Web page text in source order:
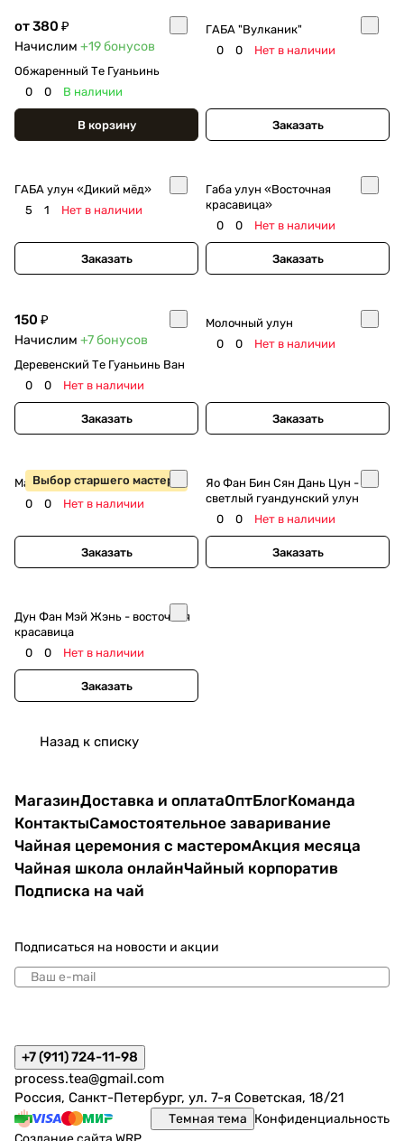
от 380 ₽
Начислим +19бонусов
Обжаренный Те Гуаньинь
0
0 В наличии
В корзину
ГАБА "Вулканик"
0
0 Нет в наличии
Заказать
ГАБА улун «Дикий мёд»
5
1 Нет в наличии
Заказать
Габа улун «Восточная
красавица»
0
0 Нет в наличии
Заказать
150 ₽
Начислим +7бонусов
Деревенский Те Гуаньинь Ван
0
0 Нет в наличии
Заказать
Молочный улун
0
0 Нет в наличии
Заказать
Выбор старшего мастера
Мао Се (Ворсистый Краб)
0
0 Нет в наличии
Заказать
Яо Фан Бин Сян Дань Цун -
светлый гуандунский улун
0
0 Нет в наличии
Заказать
Дун Фан Мэй Жэнь - восточная
красавица
0
0 Нет в наличии
Заказать
Назад к списку
МагазинДоставка и оплатаОптБлогКоманда
КонтактыСамостоятельное заваривание
Чайная церемония с мастеромАкция месяца
Чайная школа онлайнЧайный корпоратив
Подписка на чай
Подписаться на новости и акции
+7 (911) 724-11-98
process.tea@gmail.com
Россия, Санкт-Петербург, ул. 7-я Советская, 18/21
Темная тема Конфиденциальность